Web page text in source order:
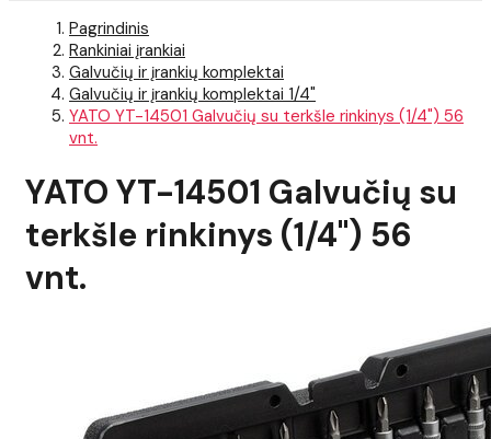
Pagrindinis
Rankiniai įrankiai
Galvučių ir įrankių komplektai
Galvučių ir įrankių komplektai 1/4"
YATO YT-14501 Galvučių su terkšle rinkinys (1/4") 56
vnt.
YATO YT-14501 Galvučių su
terkšle rinkinys (1/4") 56
vnt.